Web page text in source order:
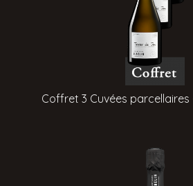
Coffret 3 Cuvées parcellaires